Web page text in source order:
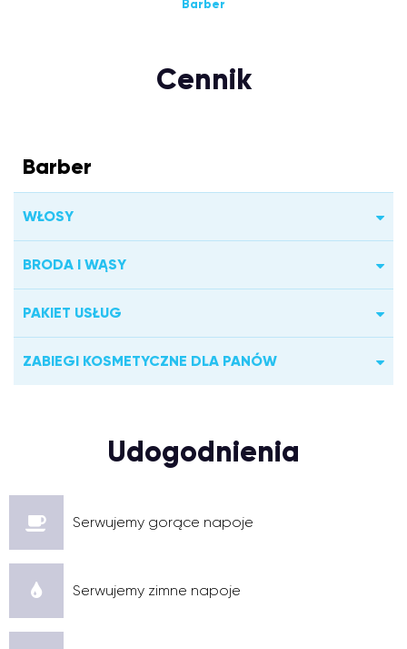
Barber
Cennik
Barber
WŁOSY
BRODA I WĄSY
PAKIET USŁUG
ZABIEGI KOSMETYCZNE DLA PANÓW
Udogodnienia
Serwujemy gorące napoje
Serwujemy zimne napoje